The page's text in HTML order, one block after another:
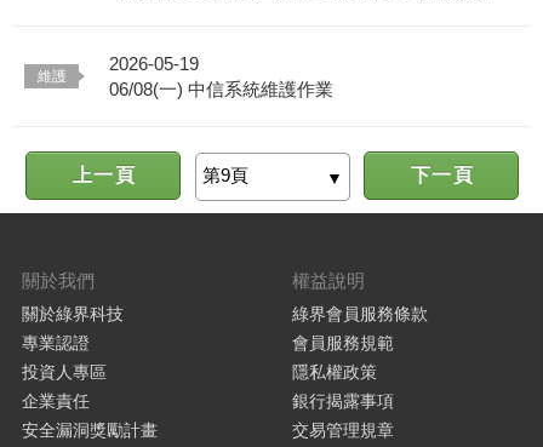
2026-05-19
06/08(一) 中信系統維護作業
上一頁 下一頁
關於我們
關於綠界科技
專業認證
投資人專區
企業責任
安全漏洞獎勵計畫
權益說明
綠界會員服務條款
會員服務規範
隱私權政策
銀行揭露事項
交易管理規章